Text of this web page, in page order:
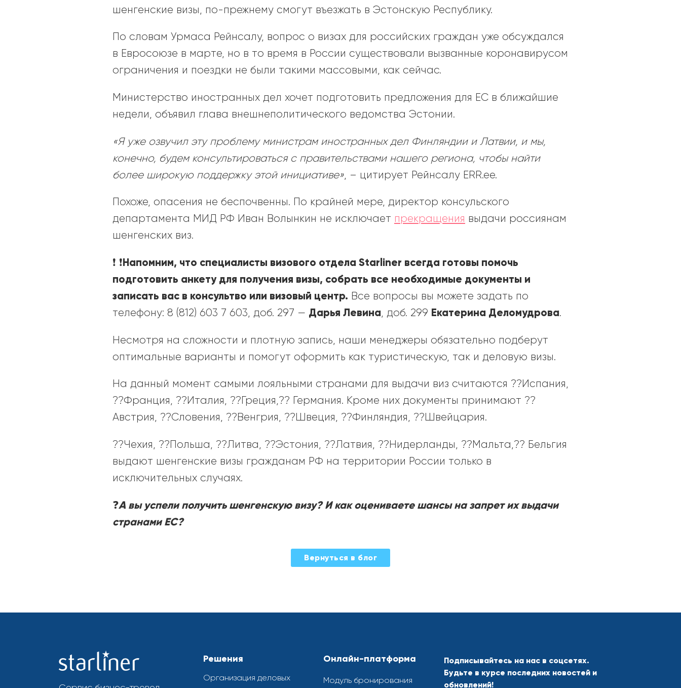
шенгенские визы, по-прежнему смогут въезжать в Эстонскую Республику.
По словам Урмаса Рейнсалу, вопрос о визах для российских граждан уже обсуждался
в Евросоюзе в марте, но в то время в России существовали вызванные коронавирусом
ограничения и поездки не были такими массовыми, как сейчас.
Министерство иностранных дел хочет подготовить предложения для ЕС в ближайшие
недели, объявил глава внешнеполитического ведомства Эстонии.
«Я уже озвучил эту проблему министрам иностранных дел Финляндии и Латвии, и мы,
конечно, будем консультироваться с правительствами нашего региона, чтобы найти
более широкую поддержку этой инициативе» , – цитирует Рейнсалу ERR.ee.
Похоже, опасения не беспочвенны. По крайней мере, директор консульского
департамента МИД РФ Иван Волынкин не исключает прекращения выдачи россиянам
шенгенских виз.
❗️ ❗️Напомним, что специалисты визового отдела Starliner всегда готовы помочь
подготовить анкету для получения визы, собрать все необходимые документы и
записать вас в консультво или визовый центр. Все вопросы вы можете задать по
телефону: 8 (812) 603 7 603, доб. 297 — Дарья Левина, доб. 299 Екатерина Деломудрова.
Несмотря на сложности и плотную запись, наши менеджеры обязательно подберут
оптимальные варианты и помогут оформить как туристическую, так и деловую визы.
На данный момент самыми лояльными странами для выдачи виз считаются ??Испания,
??Франция, ??Италия, ??Греция,?? Германия. Кроме них документы принимают ??
Австрия, ??Словения, ??Венгрия, ??Швеция, ??Финляндия, ??Швейцария.
??Чехия, ??Польша, ??Литва, ??Эстония, ??Латвия, ??Нидерланды, ??Мальта,?? Бельгия
выдают шенгенские визы гражданам РФ на территории России только в
исключительных случаях.
❓А вы успели получить шенгенскую визу? И как оцениваете шансы на запрет их выдачи
странами ЕС?
Вернуться в блог
Решения
Организация деловых
Онлайн-платформа
Модуль бронирования
Подписывайтесь на нас в соцсетях.
Будьте в курсе последних новостей и
обновлений!